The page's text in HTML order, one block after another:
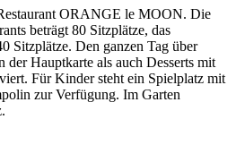
ORANGE le MOON. Die
beträgt 80 Sitzplätze, das
Sitzplätze. Den ganzen Tag über
Hauptkarte als auch Desserts mit
Für Kinder steht ein Spielplatz mit
zur Verfügung. Im Garten